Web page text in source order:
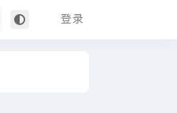
登录